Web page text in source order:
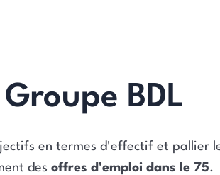
BDL
en termes d'effectif et pallier
des offres d'emploi dans le 75.